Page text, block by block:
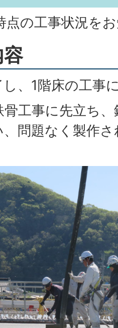
点の工事状況を
、1階床の工事
骨工事に先立ち
問題なく製作